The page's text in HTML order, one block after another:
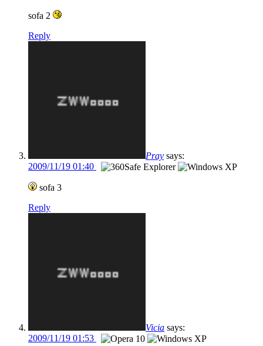
sofa 2
Reply
Pray says:
2009/11/19 01:40
sofa 3
Reply
Vicia says:
2009/11/19 01:53